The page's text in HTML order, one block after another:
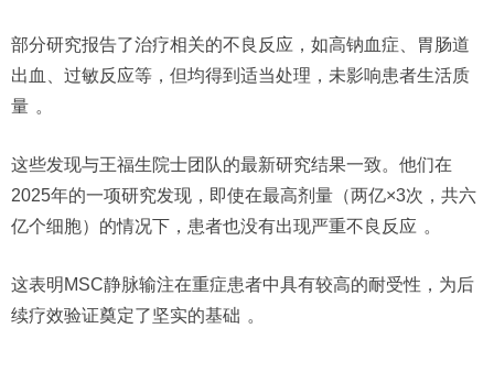
部分研究报告了治疗相关的不良反应，如高钠血症、胃肠道
出血、过敏反应等，但均得到适当处理，未影响患者生活质
量 。
这些发现与王福生院士团队的最新研究结果一致。他们在
2025年的一项研究发现，即使在最高剂量（两亿×3次，共六
亿个细胞）的情况下，患者也没有出现严重不良反应 。
这表明MSC静脉输注在重症患者中具有较高的耐受性，为后
续疗效验证奠定了坚实的基础 。